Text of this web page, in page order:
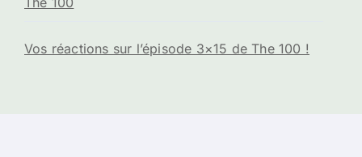
Vos réactions sur l’épisode 3×15 de The 100 !